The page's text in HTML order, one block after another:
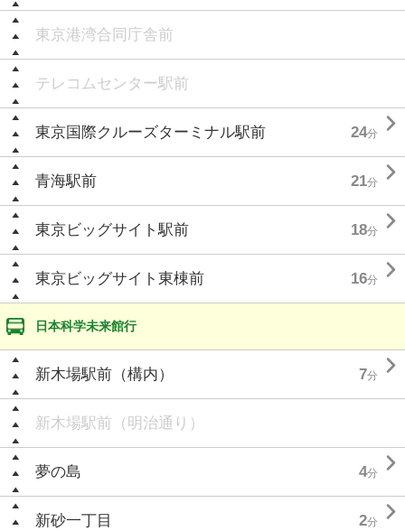
東京港湾合同庁舎前
テレコムセンター駅前
東京国際クルーズターミナル駅前 24分 
青海駅前 21分 
東京ビッグサイト駅前 18分 
東京ビッグサイト東棟前 16分 
日本科学未来館行
新木場駅前（構内） 7分 
新木場駅前（明治通り）
夢の島 4分 
新砂一丁目 2分 